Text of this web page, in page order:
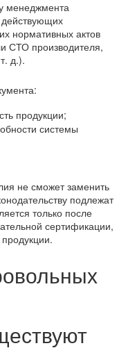
менеджмента
нормативных актов
СТО производителя,
д.).
продукции;
системы
не сможет заменить
подлежат
только после
сертификации,